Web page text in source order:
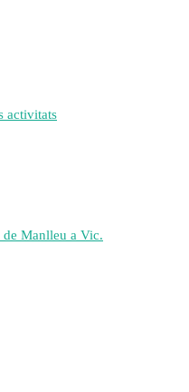
activitats
Manlleu a Vic.